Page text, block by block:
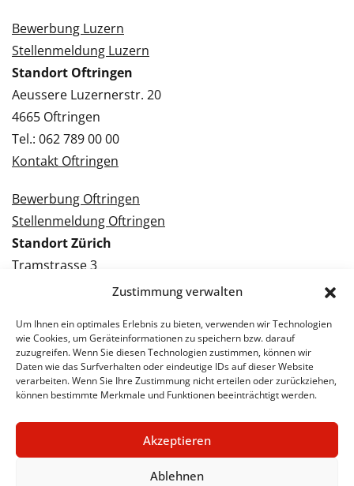
Zustimmung verwalten
Um Ihnen ein optimales Erlebnis zu bieten, verwenden wir Technologien
wie Cookies, um Geräteinformationen zu speichern bzw. darauf
zuzugreifen. Wenn Sie diesen Technologien zustimmen, können wir
Daten wie das Surfverhalten oder eindeutige IDs auf dieser Website
verarbeiten. Wenn Sie Ihre Zustimmung nicht erteilen oder zurückziehen,
können bestimmte Merkmale und Funktionen beeinträchtigt werden.
Akzeptieren
Ablehnen
Bewerbung Luzern
Stellenmeldung Luzern
Standort Oftringen
Aeussere Luzernerstr. 20
4665 Oftringen
Tel.: 062 789 00 00
Kontakt Oftringen
Bewerbung Oftringen
Stellenmeldung Oftringen
Standort Zürich
Tramstrasse 3
Kontakt Zürich
Bewerbung Zürich
Stellenmeldung Zürich